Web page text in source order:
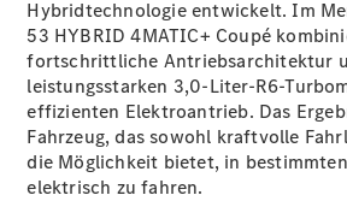
Hybridtechnologie entwickelt. Im
53 HYBRID 4MATIC+ Coupé
fortschrittliche Antriebsarchitektur
leistungsstarken 3,0-Liter-R6-
effizienten Elektroantrieb. Das
Fahrzeug, das sowohl kraftvolle
die Möglichkeit bietet, in
elektrisch zu fahren.